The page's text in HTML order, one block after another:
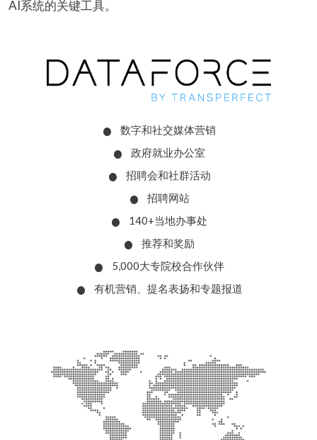
AI系统的关键工具。
数字和社交媒体营销
政府就业办公室
招聘会和社群活动
招聘网站
140+当地办事处
推荐和奖励
5,000大专院校合作伙伴
有机营销、提名表扬和专题报道